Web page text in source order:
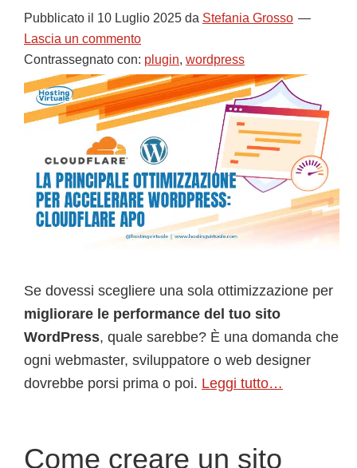
Pubblicato il 10 Luglio 2025 da Stefania Grosso
Lascia un commento
Contrassegnato con: plugin, wordpress
Se dovessi scegliere una sola ottimizzazione per
migliorare le performance del tuo sito
WordPress, quale sarebbe? È una domanda che
ogni webmaster, sviluppatore o web designer
dovrebbe porsi prima o poi. Leggi tutto…
Come creare un sito